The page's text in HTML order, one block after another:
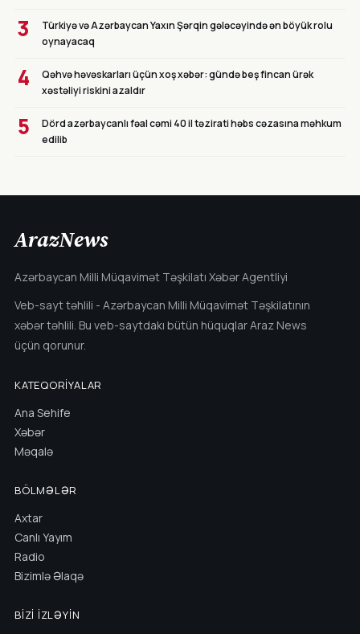
3
Türkiyə və Azərbaycan Yaxın Şərqin gələcəyində ən böyük rolu
oynayacaq
4
Qəhvə həvəskarları üçün xoş xəbər: gündə beş fincan ürək
xəstəliyi riskini azaldır
5
Dörd azərbaycanlı fəal cəmi 40 il təzirati həbs cəzasına məhkum
edilib
ArazNews
Azərbaycan Milli Müqavimət Təşkilatı Xəbər Agentliyi
Veb-sayt təhlili - Azərbaycan Milli Müqavimət Təşkilatının
xəbər təhlili. Bu veb-saytdakı bütün hüquqlar Araz News
üçün qorunur.
KATEQORIYALAR
Ana Sehife
Xəbər
Məqalə
BÖLMƏLƏR
Axtar
Canlı Yayım
Radio
Bizimlə Əlaqə
BIZI İZLƏYIN